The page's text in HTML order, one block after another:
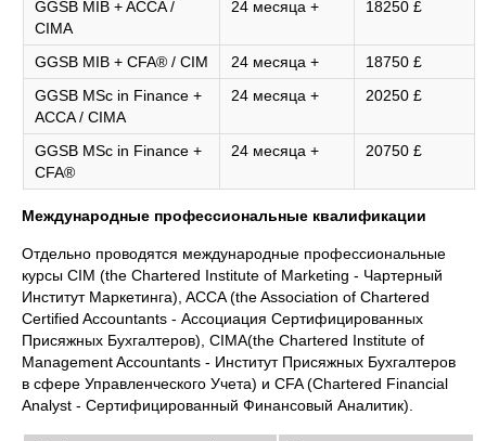
GGSB MIB + ACCA /
CIMA
24 месяца + 18250 £
GGSB MIB + CFA® / CIM 24 месяца +
18750 £
GGSB MSc in Finance +
ACCA / CIMA
24 месяца + 20250 £
GGSB MSc in Finance +
CFA®
24 месяца + 20750 £
Международные профессиональные квалификации
Отдельно проводятся международные профессиональные
курсы CIM (the Chartered Institute of Marketing - Чартерный
Институт Маркетинга), ACCA (the Association of Chartered
Certified Accountants - Ассоциация Сертифицированных
Присяжных Бухгалтеров), CIMA(the Chartered Institute of
Management Accountants - Институт Присяжных Бухгалтеров
в сфере Управленческого Учета) и CFA (Chartered Financial
Analyst - Сертифицированный Финансовый Аналитик).